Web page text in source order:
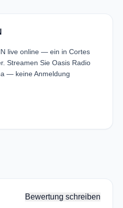
live online — ein in Cortes
Streamen Sie Oasis Radio
— keine Anmeldung
Bewertung schreiben